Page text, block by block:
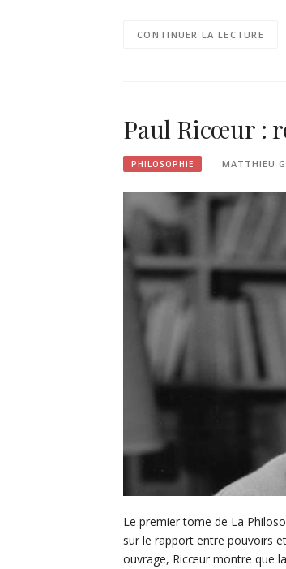
CONTINUER LA LECTURE
Paul Ricœur :
PHILOSOPHIE MATTHIEU
Le premier tome de La
sur le rapport entre pouvoirs
ouvrage, Ricœur montre que